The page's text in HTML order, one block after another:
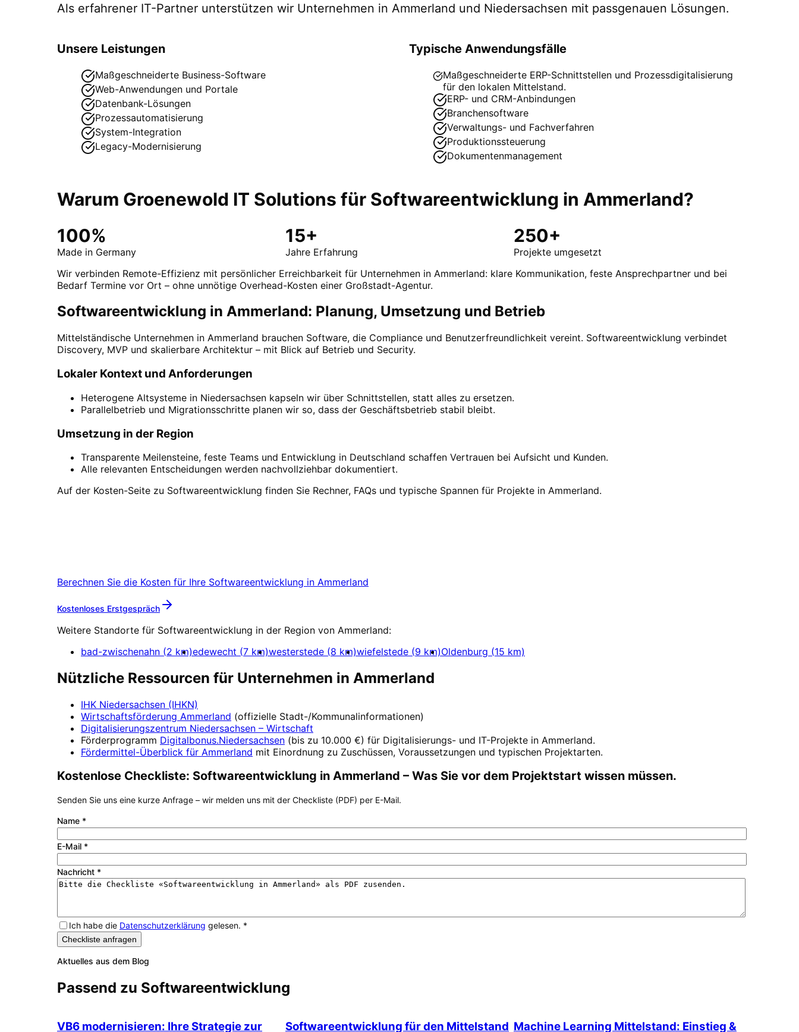
Als erfahrener IT-Partner unterstützen wir Unternehmen in Ammerland und Niedersachsen mit passgenauen Lösungen.
Unsere Leistungen
Maßgeschneiderte Business-Software
Web-Anwendungen und Portale
Datenbank-Lösungen
Prozessautomatisierung
System-Integration
Legacy-Modernisierung
Typische Anwendungsfälle
Maßgeschneiderte ERP-Schnittstellen und Prozessdigitalisierung
für den lokalen Mittelstand.
ERP- und CRM-Anbindungen
Branchensoftware
Verwaltungs- und Fachverfahren
Produktionssteuerung
Dokumentenmanagement
Warum Groenewold IT Solutions für Softwareentwicklung in Ammerland?
100%
Made in Germany
15+
Jahre Erfahrung
250+
Projekte umgesetzt
Wir verbinden Remote-Effizienz mit persönlicher Erreichbarkeit für Unternehmen in Ammerland: klare Kommunikation, feste Ansprechpartner und bei
Bedarf Termine vor Ort – ohne unnötige Overhead-Kosten einer Großstadt-Agentur.
Softwareentwicklung in Ammerland: Planung, Umsetzung und Betrieb
Mittelständische Unternehmen in Ammerland brauchen Software, die Compliance und Benutzerfreundlichkeit vereint. Softwareentwicklung verbindet
Discovery, MVP und skalierbare Architektur – mit Blick auf Betrieb und Security.
Lokaler Kontext und Anforderungen
Heterogene Altsysteme in Niedersachsen kapseln wir über Schnittstellen, statt alles zu ersetzen.
Parallelbetrieb und Migrationsschritte planen wir so, dass der Geschäftsbetrieb stabil bleibt.
Umsetzung in der Region
Transparente Meilensteine, feste Teams und Entwicklung in Deutschland schaffen Vertrauen bei Aufsicht und Kunden.
Alle relevanten Entscheidungen werden nachvollziehbar dokumentiert.
Auf der Kosten-Seite zu Softwareentwicklung finden Sie Rechner, FAQs und typische Spannen für Projekte in Ammerland.
Berechnen Sie die Kosten für Ihre Softwareentwicklung in Ammerland
Kostenloses Erstgespräch
Weitere Standorte für Softwareentwicklung in der Region von Ammerland:
bad-zwischenahn (2 km)edewecht (7 km)westerstede (8 km)wiefelstede (9 km)Oldenburg (15 km)
Nützliche Ressourcen für Unternehmen in Ammerland
IHK Niedersachsen (IHKN)
Wirtschaftsförderung Ammerland (offizielle Stadt-/Kommunalinformationen)
Digitalisierungszentrum Niedersachsen – Wirtschaft
Förderprogramm Digitalbonus.Niedersachsen (bis zu 10.000 €) für Digitalisierungs- und IT-Projekte in Ammerland.
Fördermittel-Überblick für Ammerland mit Einordnung zu Zuschüssen, Voraussetzungen und typischen Projektarten.
Kostenlose Checkliste: Softwareentwicklung in Ammerland – Was Sie vor dem Projektstart wissen müssen.
Senden Sie uns eine kurze Anfrage – wir melden uns mit der Checkliste (PDF) per E-Mail.
Name *
E-Mail *
Nachricht *
Ich habe die Datenschutzerklärung gelesen. *
Checkliste anfragen
Aktuelles aus dem Blog
Passend zu Softwareentwicklung
VB6 modernisieren: Ihre Strategie zur Softwareentwicklung für den Mittelstand Machine Learning Mittelstand: Einstieg &